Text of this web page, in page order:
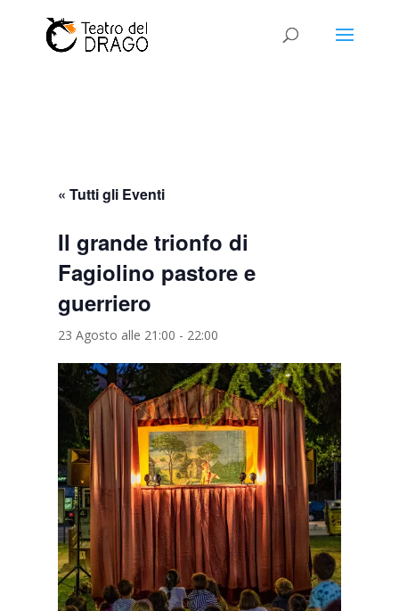
« Tutti gli Eventi
Il grande trionfo di
Fagiolino pastore e
guerriero
23 Agosto alle 21:00 - 22:00